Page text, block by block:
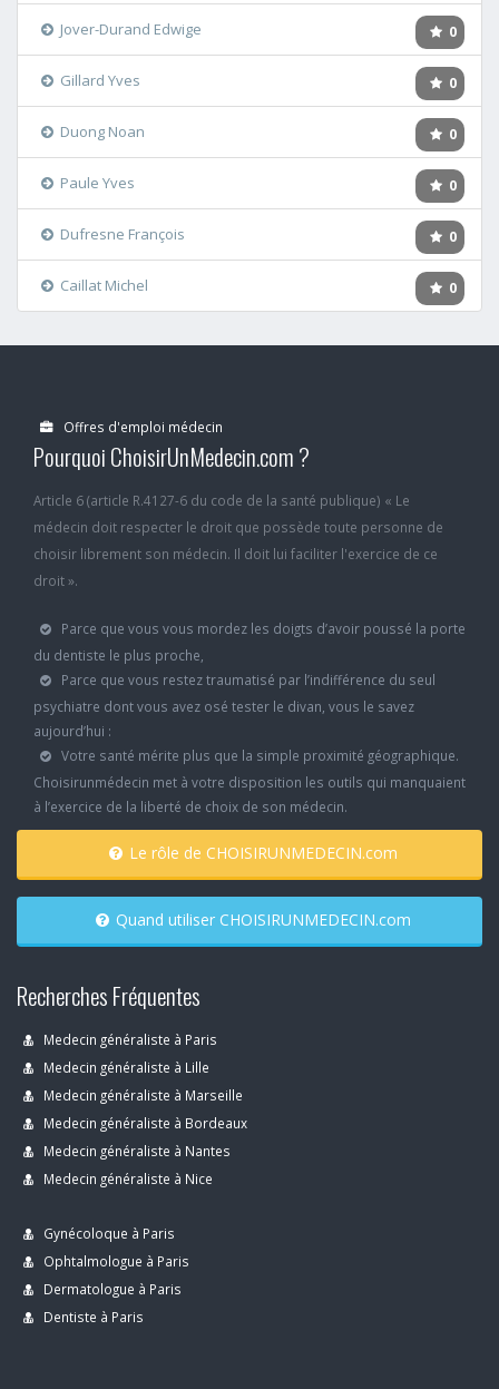
0
Jover-Durand Edwige
0
Gillard Yves
0
Duong Noan
0
Paule Yves
0
Dufresne François
0
Caillat Michel
Offres d'emploi médecin
Pourquoi ChoisirUnMedecin.com ?
Article 6 (article R.4127-6 du code de la santé publique) « Le
médecin doit respecter le droit que possède toute personne de
choisir librement son médecin. Il doit lui faciliter l'exercice de ce
droit ».
Parce que vous vous mordez les doigts d’avoir poussé la porte
du dentiste le plus proche,
Parce que vous restez traumatisé par l’indifférence du seul
psychiatre dont vous avez osé tester le divan, vous le savez
aujourd’hui :
Votre santé mérite plus que la simple proximité géographique.
Choisirunmédecin met à votre disposition les outils qui manquaient
à l’exercice de la liberté de choix de son médecin.
Le rôle de CHOISIRUNMEDECIN.com
Quand utiliser CHOISIRUNMEDECIN.com
Recherches Fréquentes
Medecin généraliste à Paris
Medecin généraliste à Lille
Medecin généraliste à Marseille
Medecin généraliste à Bordeaux
Medecin généraliste à Nantes
Medecin généraliste à Nice
Gynécoloque à Paris
Ophtalmologue à Paris
Dermatologue à Paris
Dentiste à Paris